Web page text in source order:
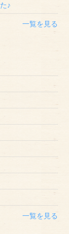
♪
一覧を見る
一覧を見る